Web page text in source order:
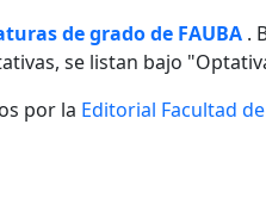
de grado de FAUBA .
se listan bajo
por la Editorial Facultad